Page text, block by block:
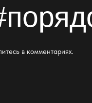
в комментариях.